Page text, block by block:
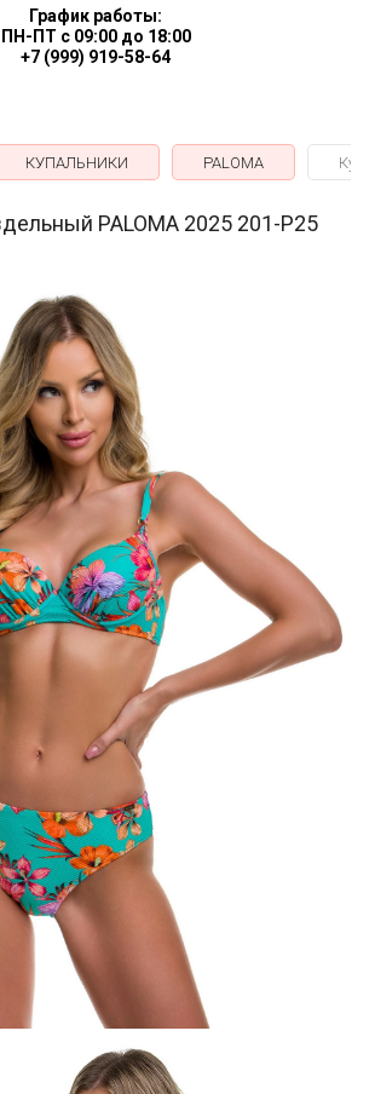
График работы:
ПН-ПТ с 09:00 до 18:00
+7 (999) 919-58-64
КУПАЛЬНИКИ PALOMA
PALOMA 2025 201-P25